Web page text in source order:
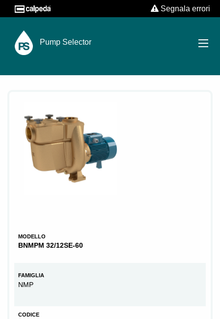
Segnala errori
Pump Selector
MODELLO
BNMPM 32/12SE-60
FAMIGLIA
NMP
CODICE